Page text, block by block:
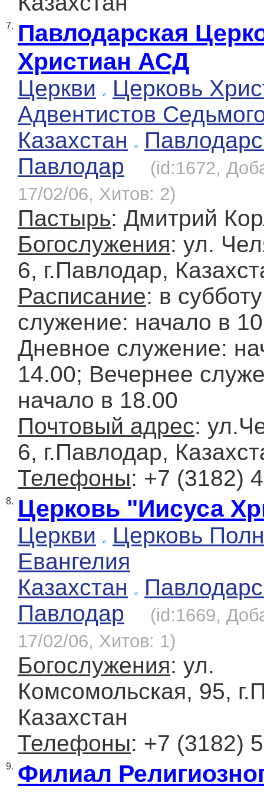
7. Павлодарская
Христиан АСД
Церкви
Церковь
Адвентистов
Казахстан
Павлодар
(id:1672,
17/02/06, Хитов: 2)
Пастырь: Дмитрий
Богослужения: ул.
6, г.Павлодар,
Расписание: в
служение: начало в
Дневное служение:
14.00; Вечернее
начало в 18.00
Почтовый адрес:
6, г.Павлодар,
Телефоны: +7 (3182)
8. Церковь "Иисуса
Церкви
Церковь
Евангелия
Казахстан
Павлодар
(id:1669,
17/02/06, Хитов: 1)
Богослужения: ул.
Комсомольская, 95,
Казахстан
Телефоны: +7 (3182)
9. Филиал